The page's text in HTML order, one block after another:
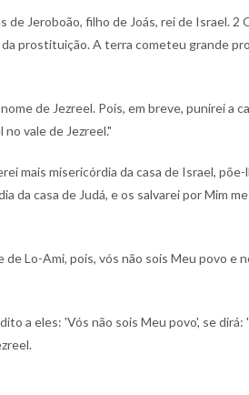
de Jeroboão, filho de Joás, rei de Israel. 2
prostituição. A terra cometeu grande
de Jezreel. Pois, em breve, punirei a
vale de Jezreel."
mais misericórdia da casa de Israel,
da casa de Judá, e os salvarei por Mim
Lo-Ami, pois, vós não sois Meu povo e
a eles: 'Vós não sois Meu povo', se dirá: